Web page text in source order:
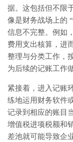
据。这包括但不限
像是财务战场上的
信息不完整。例如
费用支出核算，进
整理与分类工作，
为后续的记账工作
紧接着，进入记账
练地运用财务软件
记录到相应的账目
增值税进项税额和
差池就可能导致企